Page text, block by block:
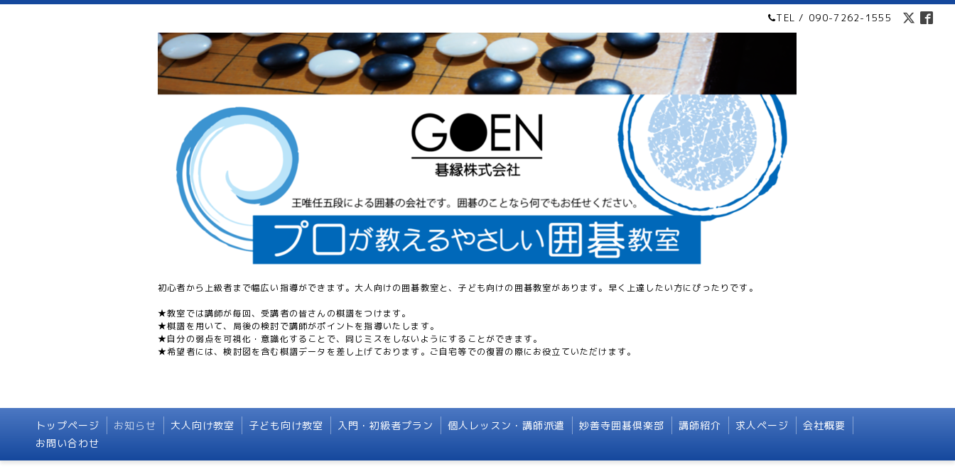
TEL / 090-7262-1555
初心者から上級者まで幅広い指導ができます。大人向けの囲碁教室と、子ども向けの囲碁教室があります。早く上達したい方にぴったりです。
★教室では講師が毎回、受講者の皆さんの棋譜をつけます。
★棋譜を用いて、局後の検討で講師がポイントを指導いたします。
★自分の弱点を可視化・意識化することで、同じミスをしないようにすることができます。
★希望者には、検討図を含む棋譜データを差し上げております。ご自宅等での復習の際にお役立ていただけます。
トップページ お知らせ 大人向け教室 子ども向け教室 入門・初級者プラン 個人レッスン・講師派遣 妙善寺囲碁倶楽部 講師紹介 求人ページ
会社概要
お問い合わせ